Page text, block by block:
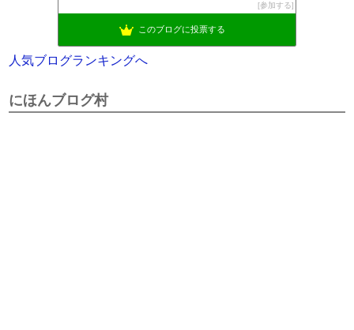
参加する
このブログに投票する
人気ブログランキングへ
にほんブログ村